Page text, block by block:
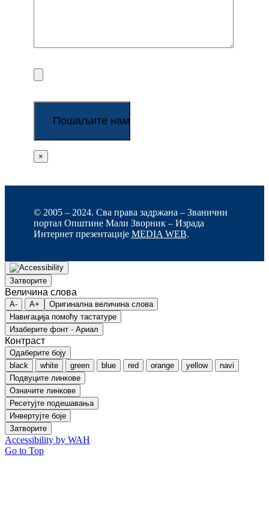
×
© 2005 – 2024. Сва права задржана – Званични
портал Општине Мали Зворник – Израда
Интернет презентације MEDIA WEB.
Затворите
Величина слова
A- A+
Оригинална величина слова
Навигација помоћу тастатуре
Изаберите фонт - Ариал
Контраст
Одаберите боју
black
white green blue red orange yellow
navi
Подвуците линкове
Означите линкове
Ресетујте подешавања
Инвертујте боје
Затворите
Accessibility by WAH
Go to Top